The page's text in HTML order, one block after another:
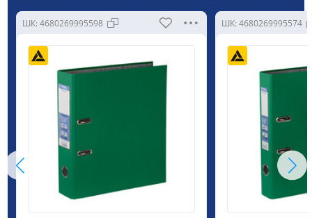
ШК: 4680269995598 ШК: 4680269995574